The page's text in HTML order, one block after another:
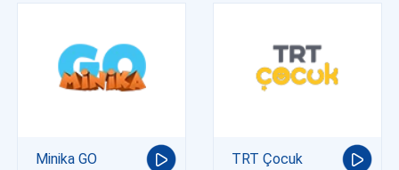
Minika GO TRT Çocuk